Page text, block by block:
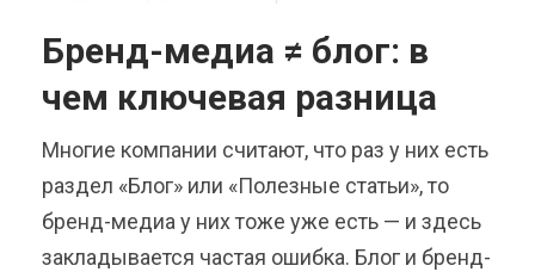
Бренд-медиа ≠ блог: в
чем ключевая разница
Многие компании считают, что раз у них есть
раздел «Блог» или «Полезные статьи», то
бренд-медиа у них тоже уже есть — и здесь
закладывается частая ошибка. Блог и бренд-